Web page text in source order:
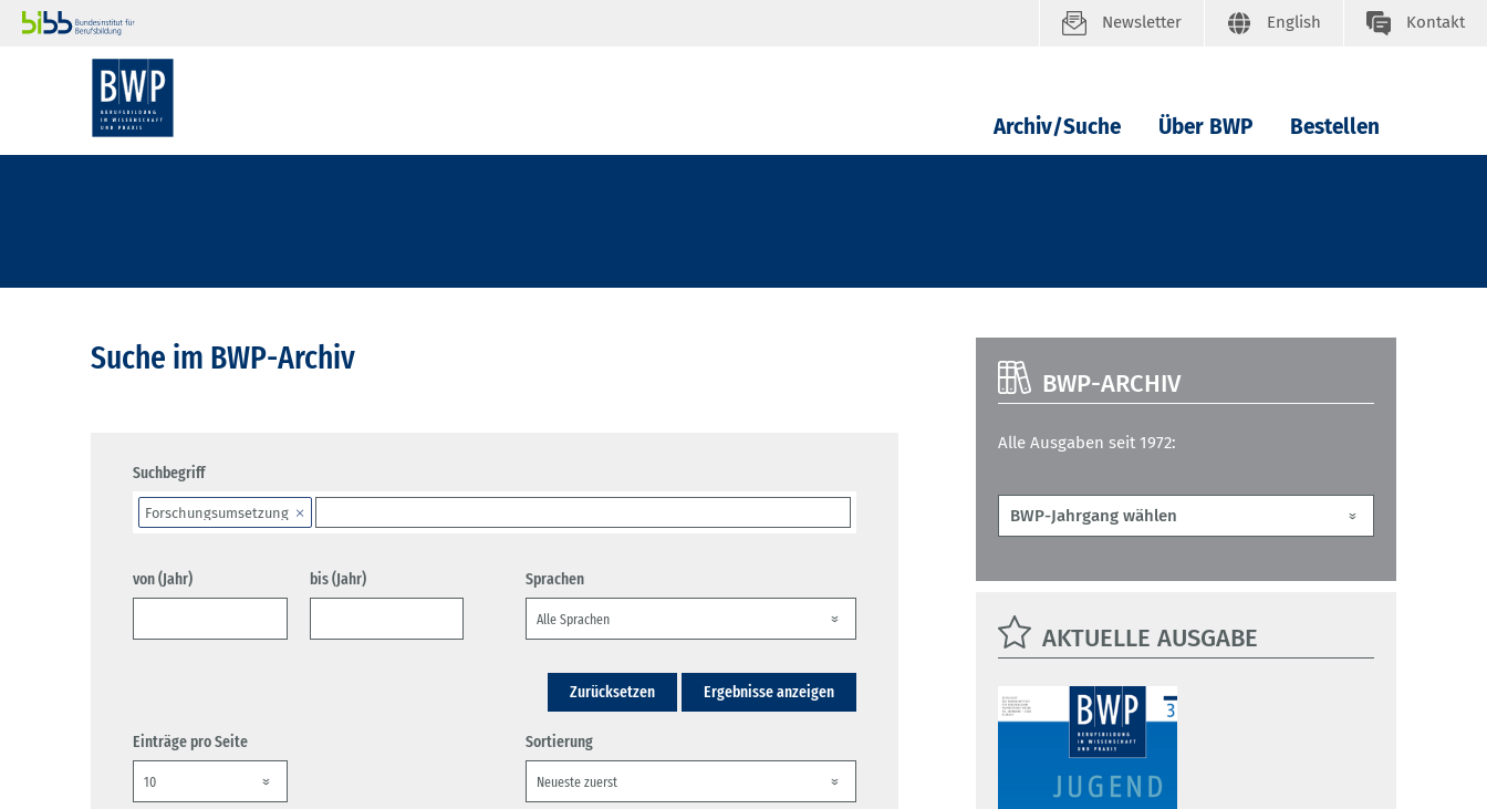
Newsletter English Kontakt
Archiv/Suche Über BWP Bestellen
Suche im BWP-Archiv
Suchbegriff
Forschungsumsetzung
von (Jahr) bis (Jahr) Sprachen
Zurücksetzen Ergebnisse anzeigen
Einträge pro Seite Sortierung
BWP-ARCHIV
Alle Ausgaben seit 1972:
AKTUELLE AUSGABE